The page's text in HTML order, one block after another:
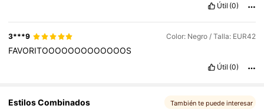
Útil (0)
3***9 Color: Negro / Talla: EUR42
FAVORITOOOOOOOOOOOOOS
Útil (0)
Estilos Combinados También te puede interesar